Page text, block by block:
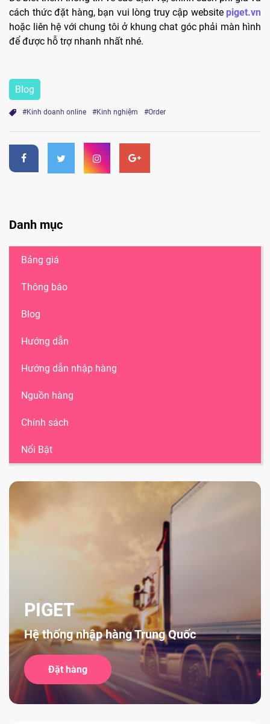
cách thức đặt hàng, bạn vui lòng truy cập website piget.vn
hoặc liên hệ với chung tôi ở khung chat góc phải màn hình
để được hỗ trợ nhanh nhất nhé.
Blog
#Kinh doanh online #Kinh nghiệm #Order
Danh mục
Bảng giá
Thông báo
Blog
Hướng dẫn
Hướng dẫn nhập hàng
Nguồn hàng
Chính sách
Nổi Bật
PIGET
Hệ thống nhập hàng Trung Quốc
Đặt hàng